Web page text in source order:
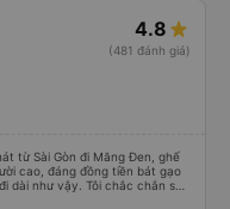
4.8
(481 đánh giá)
từ Sài Gòn đi Măng Đen, ghế
cao, đáng đồng tiền bát gạo
dài như vậy. Tôi chắc chắn sẽ